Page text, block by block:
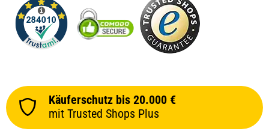
Käuferschutz bis 20.000 €
mit Trusted Shops Plus